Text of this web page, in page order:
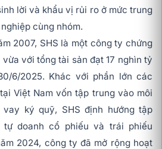
lời và khẩu vị rủi ro ở mức trung
cùng nhóm.
2007, SHS là một công ty chứng
với tổng tài sản đạt 17 nghìn tỷ
6/2025. Khác với phần lớn các
Việt Nam vốn tập trung vào môi
ký quỹ, SHS định hướng tập
doanh cổ phiếu và trái phiếu
2024, công ty đã mở rộng hoạt